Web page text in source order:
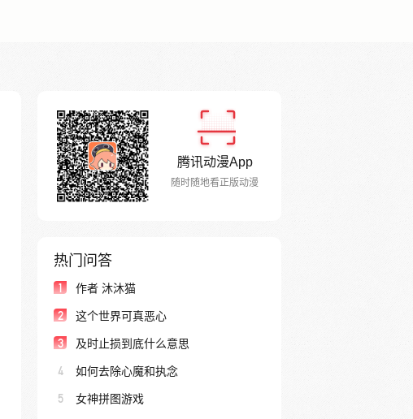
腾讯动漫App
随时随地看正版动漫
热门问答
1 作者 沐沐猫
2 这个世界可真恶心
3 及时止损到底什么意思
4 如何去除心魔和执念
5 女神拼图游戏